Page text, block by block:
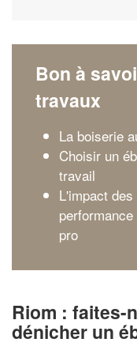
Bon à
travaux
La boiserie
Choisir un
travail
L'impact
pro
Riom : faites-
dénicher un